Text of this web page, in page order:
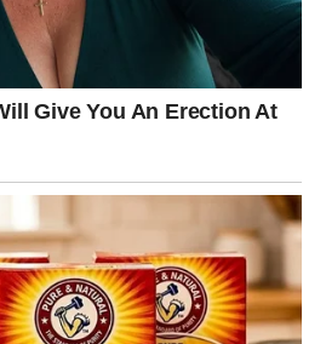
mu osećaj doma, ali i inspiraciju
sebe. Tokom praznika, Lav
da boli da bi bila snažna. Ovo je
KOJA DOLAZI
ČEKANJA